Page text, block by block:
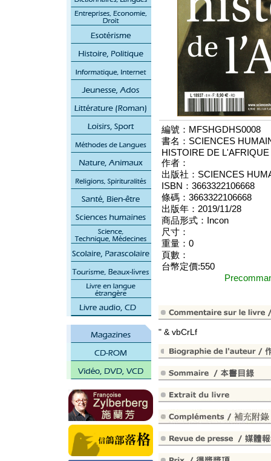
編號：MFSHGDHS0008
書名：SCIENCES
HISTOIRE DE
作者：
出版社：SCIENCES
ISBN：3663322106668
條碼：3663322106668
出版年：2019/11/28
商品形式：Incon
尺寸：
重量：0
頁數：
台幣定價:550
" & vbCrLf